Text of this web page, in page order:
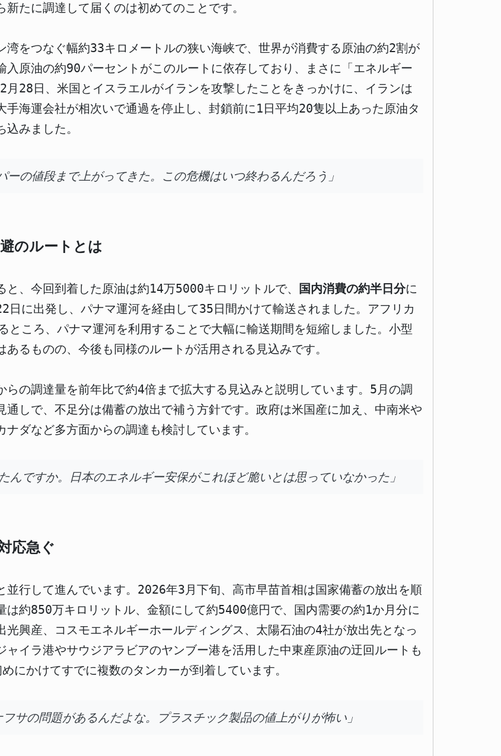
たに調達して届くのは初めてのことです。
湾をつなぐ幅約33キロメートルの狭い海峡で、世界が消費する原油の約2割が
入原油の約90パーセントがこのルートに依存しており、まさに「エネルギー
28日、米国とイスラエルがイランを攻撃したことをきっかけに、イランは
海運会社が相次いで通過を停止し、封鎖前に1日平均20隻以上あった原油タ
みました。
ーの値段まで上がってきた。この危機はいつ終わるんだろう」
のルートとは
、今回到着した原油は約14万5000キロリットルで、 国内消費の約半日分に
に出発し、パナマ運河を経由して35日間かけて輸送されました。アフリカ
ところ、パナマ運河を利用することで大幅に輸送期間を短縮しました。小型
るものの、今後も同様のルートが活用される見込みです。
の調達量を前年比で約4倍まで拡大する見込みと説明しています。5月の調
しで、不足分は備蓄の放出で補う方針です。政府は米国産に加え、中南米や
ダなど多方面からの調達も検討しています。
んですか。日本のエネルギー安保がこれほど脆いとは思っていなかった」
応急ぐ
並行して進んでいます。2026年3月下旬、高市早苗首相は国家備蓄の放出を順
は約850万キロリットル、金額にして約5400億円で、国内需要の約1か月分に
光興産、コスモエネルギーホールディングス、太陽石油の4社が放出先となっ
イラ港やサウジアラビアのヤンブー港を活用した中東産原油の迂回ルートも
にかけてすでに複数のタンカーが到着しています。
サの問題があるんだよな。プラスチック製品の値上がりが怖い」